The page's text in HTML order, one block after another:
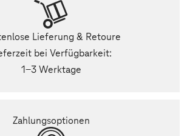
Lieferung & Retoure
bei Verfügbarkeit:
1-3 Werktage
Zahlungsoptionen